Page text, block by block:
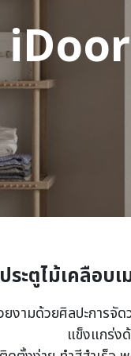
ประตูไม้เคลือบ
ยงามด้วยศิลปะการจัด
แข็งแกร่ง